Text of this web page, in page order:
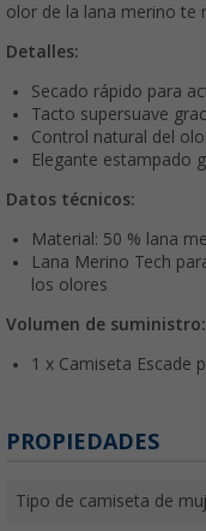
olor de la lana merino te
Detalles:
Secado rápido para
Tacto supersuave
Control natural del
Elegante estampado
Datos técnicos:
Material: 50 % lana
Lana Merino Tech
los olores
Volumen de suministro:
1 x Camiseta Escade
PROPIEDADES
Tipo de camiseta de